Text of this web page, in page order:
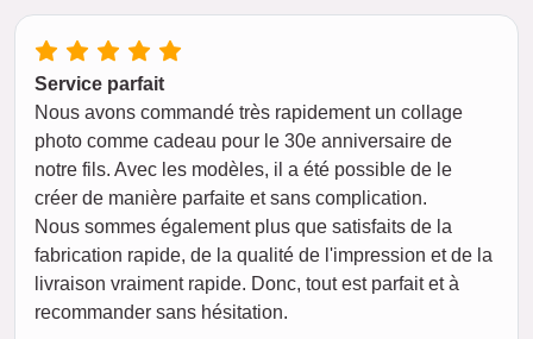
Service parfait
Nous avons commandé très rapidement un collage
photo comme cadeau pour le 30e anniversaire de
notre fils. Avec les modèles, il a été possible de le
créer de manière parfaite et sans complication.
Nous sommes également plus que satisfaits de la
fabrication rapide, de la qualité de l'impression et de la
livraison vraiment rapide. Donc, tout est parfait et à
recommander sans hésitation.